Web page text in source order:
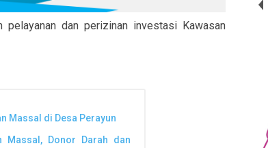
dan perizinan investasi Kawasan
Massal di Desa Perayun
Massal, Donor Darah dan